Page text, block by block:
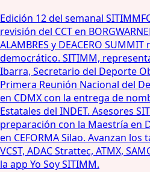
Edición 12 del semanal
revisión del CCT en
ALAMBRES y DEACERO
democrático. SITIMM,
Ibarra, Secretario del Deporte
Primera Reunión Nacional del
en CDMX con la entrega de
Estatales del INDET. Asesores
preparación con la Maestría en
en CEFORMA Silao. Avanzan
VCST, ADAC Strattec, ATMX,
la app Yo Soy SITIMM.